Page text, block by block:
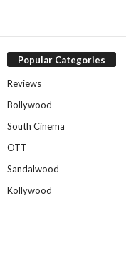
Popular Categories
Reviews
Bollywood
South Cinema
OTT
Sandalwood
Kollywood